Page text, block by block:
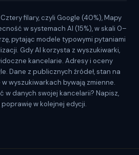
filary, czyli Google (40%), Mapy
w systemach AI (15%), w skali 0–
pytając modele typowymi pytaniami
Gdy AI korzysta z wyszukiwarki,
kancelarie. Adresy i oceny
Dane z publicznych źródeł, stan na
wyszukiwarkach bywają zmienne.
w danych swojej kancelarii? Napisz,
poprawię w kolejnej edycji.